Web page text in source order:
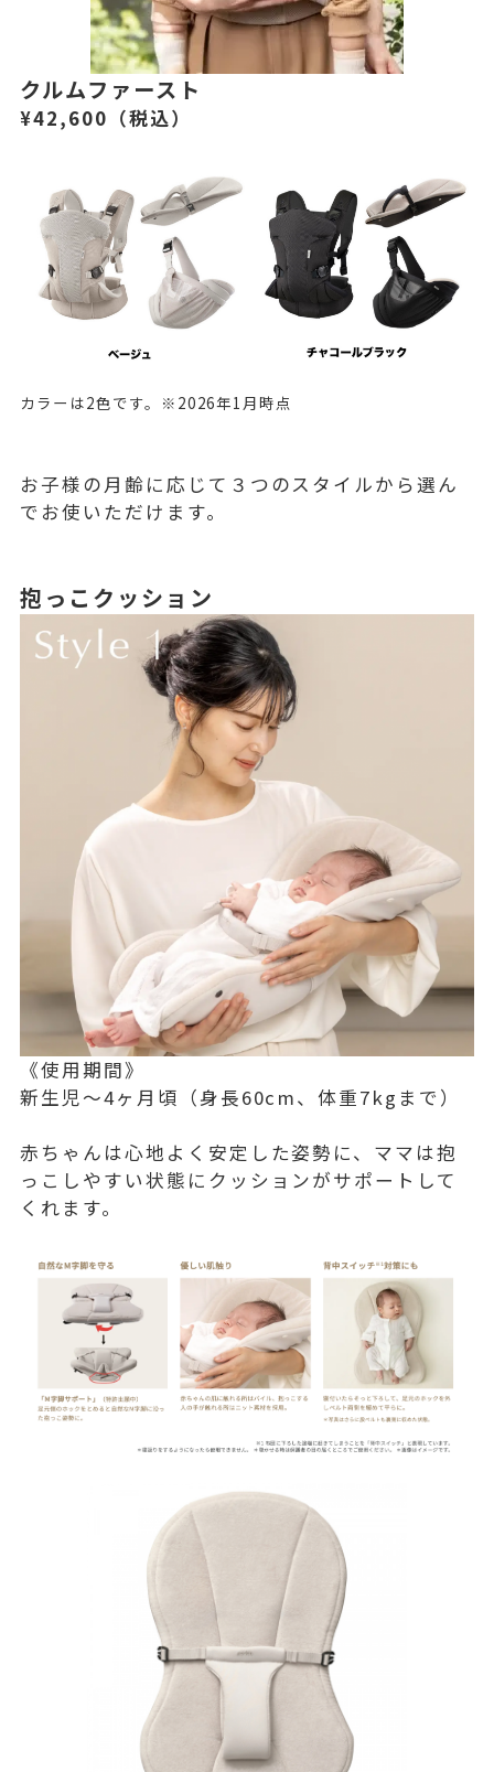
クルムファースト
¥42,600（税込）
カラーは2色です。※2026年1月時点
お子様の月齢に応じて３つのスタイルから選ん
でお使いただけます。
抱っこクッション
《使用期間》
新生児〜4ヶ月頃（身長60cm、体重7kgまで）
赤ちゃんは心地よく安定した姿勢に、ママは抱
っこしやすい状態にクッションがサポートして
くれます。